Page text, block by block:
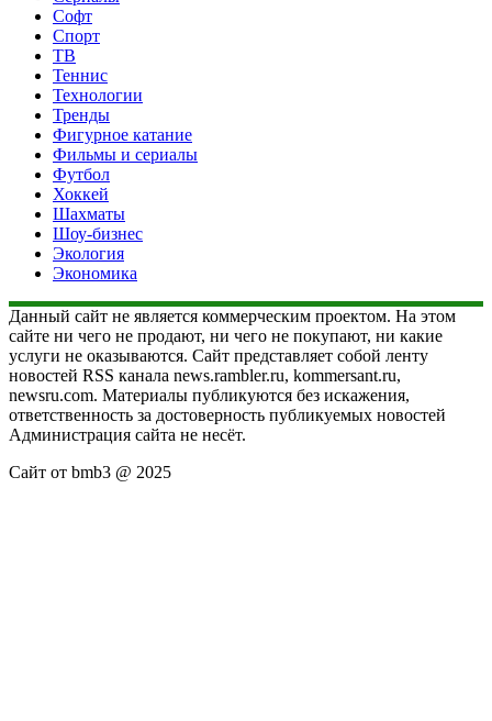
Софт
Спорт
ТВ
Теннис
Технологии
Тренды
Фигурное катание
Фильмы и сериалы
Футбол
Хоккей
Шахматы
Шоу-бизнес
Экология
Экономика
Данный сайт не является коммерческим проектом. На этом
сайте ни чего не продают, ни чего не покупают, ни какие
услуги не оказываются. Сайт представляет собой ленту
новостей RSS канала news.rambler.ru, kommersant.ru,
newsru.com. Материалы публикуются без искажения,
ответственность за достоверность публикуемых новостей
Администрация сайта не несёт.
Сайт от bmb3 @ 2025